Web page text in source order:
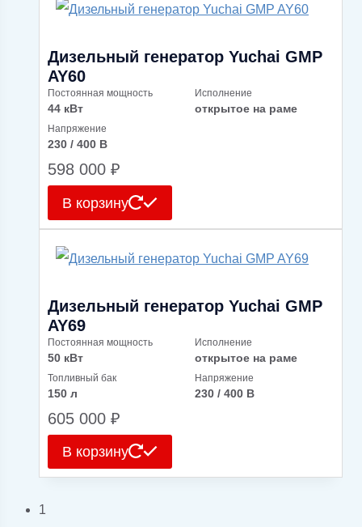
Дизельный генератор Yuchai GMP
AY60
Постоянная мощность
44 кВт
Исполнение
открытое на раме
Напряжение
230 / 400 В
598 000 ₽
В корзину
Дизельный генератор Yuchai GMP
AY69
Постоянная мощность
50 кВт
Исполнение
открытое на раме
Топливный бак
150 л
Напряжение
230 / 400 В
605 000 ₽
В корзину
1